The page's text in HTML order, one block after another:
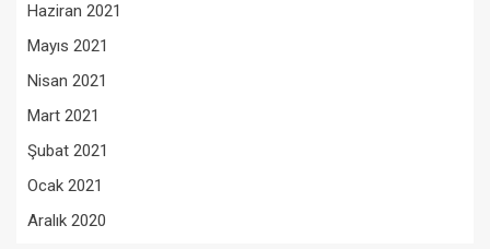
Haziran 2021
Mayıs 2021
Nisan 2021
Mart 2021
Şubat 2021
Ocak 2021
Aralık 2020